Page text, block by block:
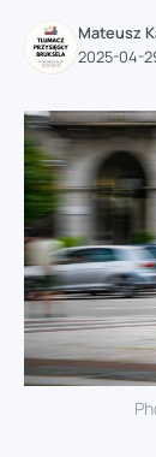
Mateusz
2025-04-